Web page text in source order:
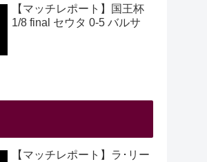
【マッチレポート】国王杯
1/8 final セウタ 0-5 バルサ
【マッチレポート】ラ･リー